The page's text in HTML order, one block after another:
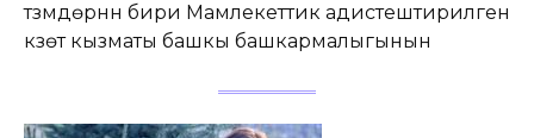
түзүмдөрүнүн бири Мамлекеттик адистештирилген
күзөт кызматы башкы башкармалыгынын